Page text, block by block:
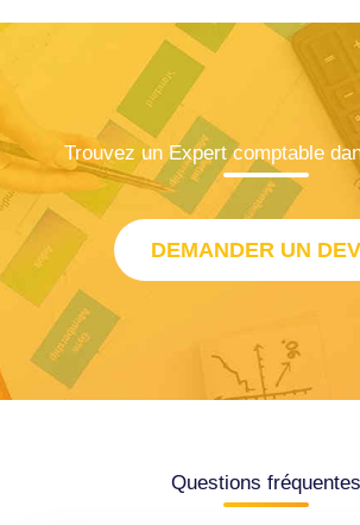
Trouvez un Expert comptable
DEMANDER UN
Questions fréquentes